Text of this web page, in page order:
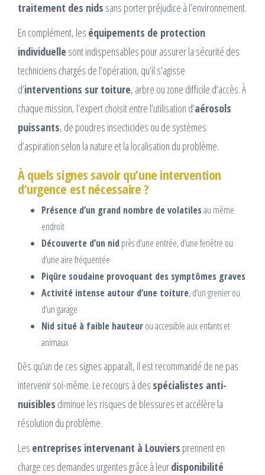
traitement des nids sans porter préjudice à l’environnement.
En complément, les équipements de protection
individuelle sont indispensables pour assurer la sécurité des
techniciens chargés de l’opération, qu’il s’agisse
d’interventions sur toiture, arbre ou zone difficile d’accès. À
chaque mission, l’expert choisit entre l’utilisation d’aérosols
puissants, de poudres insecticides ou de systèmes
d’aspiration selon la nature et la localisation du problème.
À quels signes savoir qu’une intervention
d’urgence est nécessaire ?
Présence d’un grand nombre de volatilesau même
endroit
Découverte d’un nid près d’une entrée, d’une fenêtre ou
d’une aire fréquentée
Piqûre soudaine provoquant des symptômes graves
Activité intense autour d’une toiture, d’un grenier ou
d’un garage
Nid situé à faible hauteurou accessible aux enfants et
animaux
Dès qu’un de ces signes apparaît, il est recommandé de ne pas
intervenir soi-même. Le recours à des spécialistes anti-
nuisibles diminue les risques de blessures et accélère la
résolution du problème.
Les entreprises intervenant à Louviers prennent en
charge ces demandes urgentes grâce à leurdisponibilité